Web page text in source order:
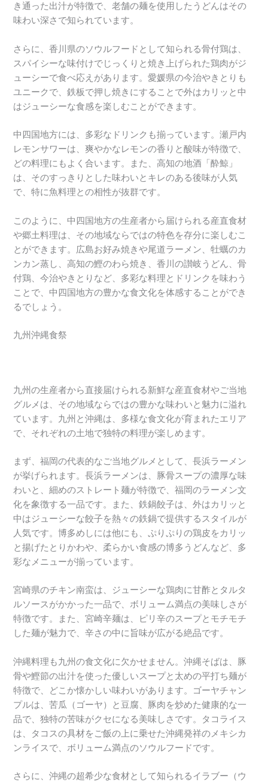
き通った出汁が特徴で、老舗の麺を使用したうどんはその
味わい深さで知られています。
さらに、香川県のソウルフードとして知られる骨付鶏は、
スパイシーな味付けでじっくりと焼き上げられた鶏肉がジ
ューシーで食べ応えがあります。愛媛県の今治やきとりも
ユニークで、鉄板で押し焼きにすることで外はカリッと中
はジューシーな食感を楽しむことができます。
中四国地方には、多彩なドリンクも揃っています。瀬戸内
レモンサワーは、爽やかなレモンの香りと酸味が特徴で、
どの料理にもよく合います。また、高知の地酒「酔鯨」
は、そのすっきりとした味わいとキレのある後味が人気
で、特に魚料理との相性が抜群です。
このように、中四国地方の生産者から届けられる産直食材
や郷土料理は、その地域ならではの特色を存分に楽しむこ
とができます。広島お好み焼きや尾道ラーメン、牡蠣のカ
ンカン蒸し、高知の鰹のわら焼き、香川の讃岐うどん、骨
付鶏、今治やきとりなど、多彩な料理とドリンクを味わう
ことで、中四国地方の豊かな食文化を体感することができ
るでしょう。
九州沖縄食祭
九州の生産者から直接届けられる新鮮な産直食材やご当地
グルメは、その地域ならではの豊かな味わいと魅力に溢れ
ています。九州と沖縄は、多様な食文化が育まれたエリア
で、それぞれの土地で独特の料理が楽しめます。
まず、福岡の代表的なご当地グルメとして、長浜ラーメン
が挙げられます。長浜ラーメンは、豚骨スープの濃厚な味
わいと、細めのストレート麺が特徴で、福岡のラーメン文
化を象徴する一品です。また、鉄鍋餃子は、外はカリッと
中はジューシーな餃子を熱々の鉄鍋で提供するスタイルが
人気です。博多めしには他にも、ぷりぷりの鶏皮をカリッ
と揚げたとりかわや、柔らかい食感の博多うどんなど、多
彩なメニューが揃っています。
宮崎県のチキン南蛮は、ジューシーな鶏肉に甘酢とタルタ
ルソースがかかった一品で、ボリューム満点の美味しさが
特徴です。また、宮崎辛麺は、ピリ辛のスープとモチモチ
した麺が魅力で、辛さの中に旨味が広がる絶品です。
沖縄料理も九州の食文化に欠かせません。沖縄そばは、豚
骨や鰹節の出汁を使った優しいスープと太めの平打ち麺が
特徴で、どこか懐かしい味わいがあります。ゴーヤチャン
プルは、苦瓜（ゴーヤ）と豆腐、豚肉を炒めた健康的な一
品で、独特の苦味がクセになる美味しさです。タコライス
は、タコスの具材をご飯の上に乗せた沖縄発祥のメキシカ
ンライスで、ボリューム満点のソウルフードです。
さらに、沖縄の超希少な食材として知られるイラブー（ウ